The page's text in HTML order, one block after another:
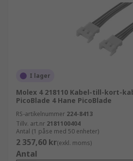
I lager
Molex 4 218110 Kabel-till-kort-
PicoBlade 4 Hane PicoBlade
RS-artikelnummer 224-8413
Tillv. art.nr 2181100404
Antal (1 påse med 50 enheter)
2 357,60 kr(exkl. moms)
Antal